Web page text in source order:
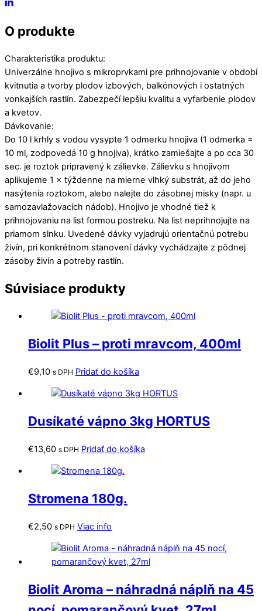
O produkte
Charakteristika produktu:
Univerzálne hnojivo s mikroprvkami pre prihnojovanie v období
kvitnutia a tvorby plodov izbových, balkónových i ostatných
vonkajších rastlín. Zabezpečí lepšiu kvalitu a vyfarbenie plodov
a kvetov.
Dávkovanie:
Do 10 l krhly s vodou vysypte 1 odmerku hnojiva (1 odmerka =
10 ml, zodpovedá 10 g hnojiva), krátko zamiešajte a po cca 30
sec. je roztok pripravený k zálievke. Zálievku s hnojivom
aplikujeme 1 × týždenne na mierne vlhký substrát, až do jeho
nasýtenia roztokom, alebo nalejte do zásobnej misky (napr. u
samozavlažovacích nádob). Hnojivo je vhodné tiež k
prihnojovaniu na list formou postreku. Na list neprihnojujte na
priamom slnku. Uvedené dávky vyjadrujú orientačnú potrebu
živín, pri konkrétnom stanovení dávky vychádzajte z pôdnej
zásoby živín a potreby rastlín.
Súvisiace produkty
Biolit Plus – proti mravcom, 400ml
€9,10 s DPH Pridať do košíka
Dusíkaté vápno 3kg HORTUS
€13,60 s DPH Pridať do košíka
Stromena 180g.
€2,50 s DPH Viac info
Biolit Aroma – náhradná náplň na 45